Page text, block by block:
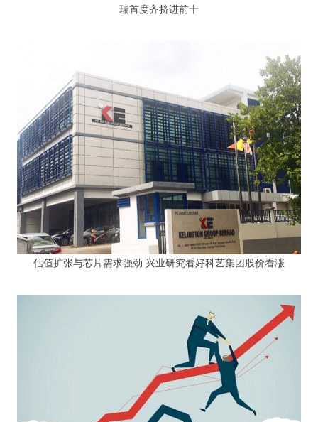
瑞首度齐挤进前十
估值扩张与芯片需求强劲 兴业研究看好科艺集团股价看涨